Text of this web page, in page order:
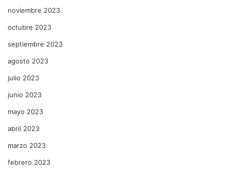
noviembre 2023
octubre 2023
septiembre 2023
agosto 2023
julio 2023
junio 2023
mayo 2023
abril 2023
marzo 2023
febrero 2023